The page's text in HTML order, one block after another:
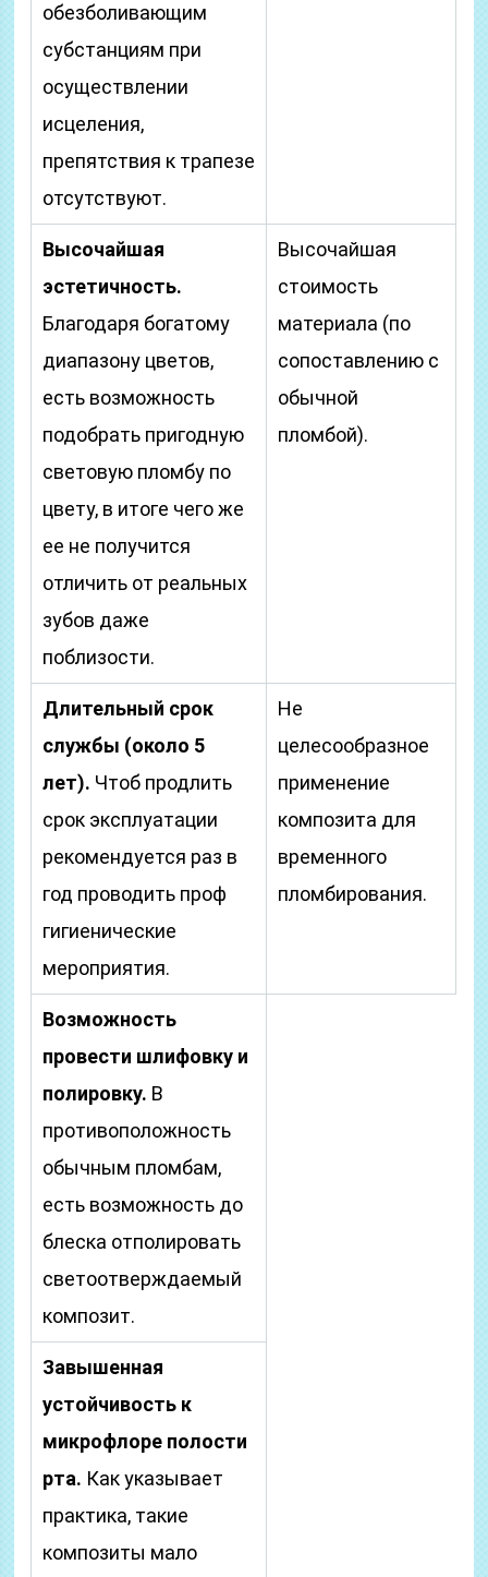
обезболивающим
субстанциям при
осуществлении
исцеления,
препятствия к трапезе
отсутствуют.
Высочайшая
эстетичность.
Благодаря богатому
диапазону цветов,
есть возможность
подобрать пригодную
световую пломбу по
цвету, в итоге чего же
ее не получится
отличить от реальных
зубов даже
поблизости.
Высочайшая
стоимость
материала (по
сопоставлению с
обычной
пломбой).
Длительный срок
службы (около 5
лет). Чтоб продлить
срок эксплуатации
рекомендуется раз в
год проводить проф
гигиенические
мероприятия.
Не
целесообразное
применение
композита для
временного
пломбирования.
Возможность
провести шлифовку и
полировку. В
противоположность
обычным пломбам,
есть возможность до
блеска отполировать
светоотверждаемый
композит.
Завышенная
устойчивость к
микрофлоре полости
рта. Как указывает
практика, такие
композиты мало